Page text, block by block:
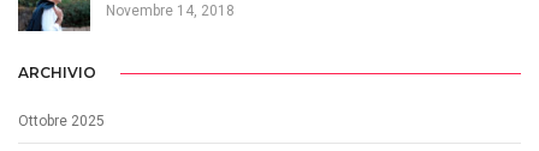
Novembre 14, 2018
ARCHIVIO
Ottobre 2025